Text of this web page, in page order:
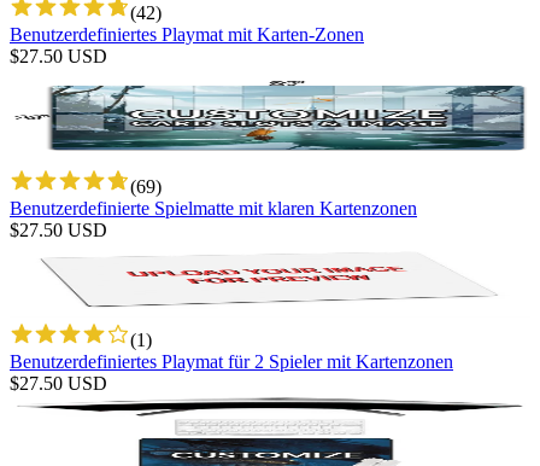
(42)
Benutzerdefiniertes Playmat mit Karten-Zonen
$27.50 USD
(69)
Benutzerdefinierte Spielmatte mit klaren Kartenzonen
$27.50 USD
(1)
Benutzerdefiniertes Playmat für 2 Spieler mit Kartenzonen
$27.50 USD